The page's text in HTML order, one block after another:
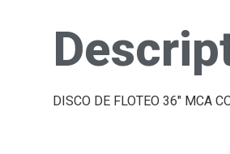
DISCO DE FLOTEO 36″ MCA